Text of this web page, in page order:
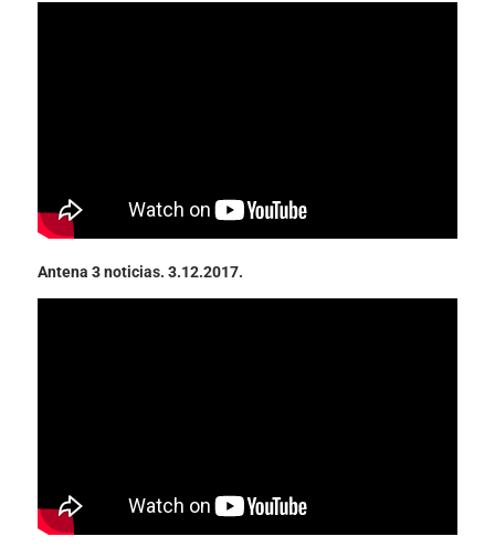
Antena 3 noticias. 3.12.2017.